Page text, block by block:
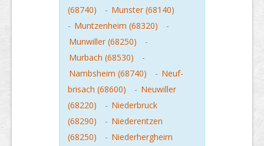
(68740)
- Munster (68140)
- Muntzenheim (68320)
-
Munwiller (68250)
-
Murbach (68530)
-
Nambsheim (68740)
- Neuf-
brisach (68600)
- Neuwiller
(68220)
- Niederbruck
(68290)
- Niederentzen
(68250)
- Niederhergheim